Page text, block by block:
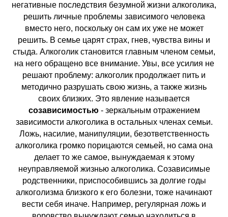
негативные последствия безумной жизни алкоголика,
решить личные проблемы зависимого человека
вместо него, поскольку он сам их уже не может
решить. В семье царят страх, гнев, чувства вины и
стыда. Алкоголик становится главным членом семьи,
на него обращено все внимание. Увы, все усилия не
решают проблему: алкоголик продолжает пить и
методично разрушать свою жизнь, а также жизнь
своих близких. Это явление называется
созависимостью - зеркальным отражением
зависимости алкоголика в остальных членах семьи.
Ложь, насилие, манипуляции, безответственность
алкоголика громко порицаются семьей, но сама она
делает то же самое, вынуждаемая к этому
неуправляемой жизнью алкоголика. Созависимые
родственники, приспособившись за долгие годы
алкоголизма близкого к его болезни, тоже начинают
вести себя иначе. Например, регулярная ложь и